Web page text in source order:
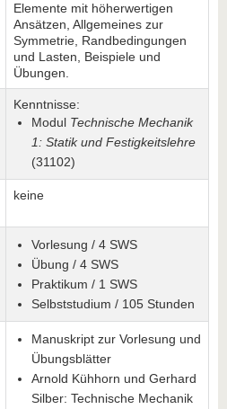
Elemente mit höherwertigen
Ansätzen, Allgemeines zur
Symmetrie, Randbedingungen
und Lasten, Beispiele und
Übungen.
Kenntnisse:
Modul Technische Mechanik
1: Statik und Festigkeitslehre
(31102)
keine
Vorlesung / 4 SWS
Übung / 4 SWS
Praktikum / 1 SWS
Selbststudium / 105 Stunden
Manuskript zur Vorlesung und
Übungsblätter
Arnold Kühhorn und Gerhard
Silber: Technische Mechanik